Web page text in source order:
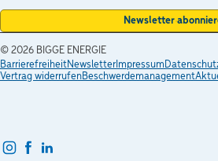
Newsletter
© 2026 BIGGE ENERGIE
BarrierefreiheitNewsletterImpressum
Vertrag widerrufenBeschwerdemanagement